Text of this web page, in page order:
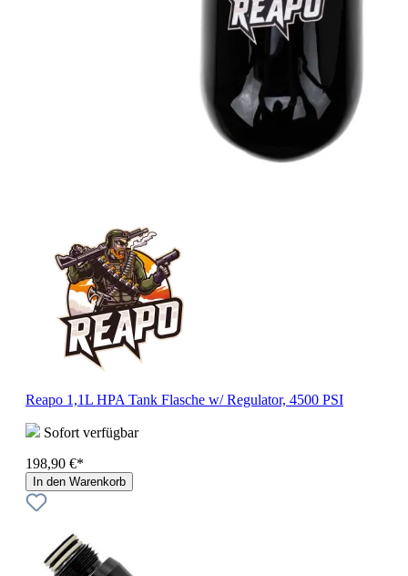
Reapo 1,1L HPA Tank Flasche w/ Regulator, 4500 PSI
Sofort verfügbar
198,90 €*
In den Warenkorb